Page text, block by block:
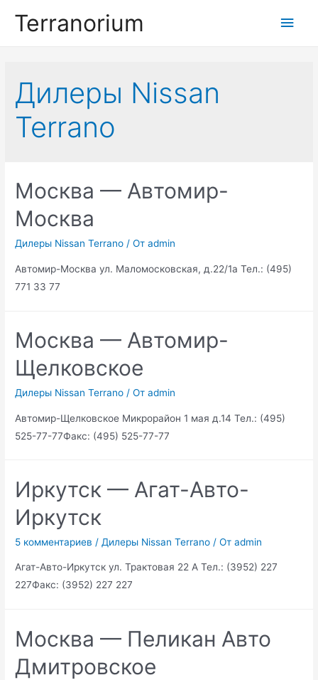
Terranorium
Дилеры Nissan
Terrano
Москва — Автомир-
Москва
Дилеры Nissan Terrano / От admin
Автомир-Москва ул. Маломосковская, д.22/1а Тел.: (495)
771 33 77
Москва — Автомир-
Щелковское
Дилеры Nissan Terrano / От admin
Автомир-Щелковское Микрорайон 1 мая д.14 Тел.: (495)
525-77-77Факс: (495) 525-77-77
Иркутск — Агат-Авто-
Иркутск
5 комментариев / Дилеры Nissan Terrano / От admin
Агат-Авто-Иркутск ул. Трактовая 22 А Тел.: (3952) 227
227Факс: (3952) 227 227
Москва — Пеликан Авто
Дмитровское